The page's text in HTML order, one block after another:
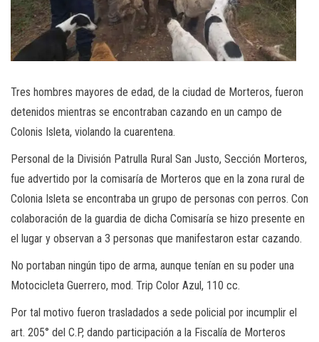
Tres hombres mayores de edad, de la ciudad de Morteros, fueron
detenidos mientras se encontraban cazando en un campo de
Colonis Isleta, violando la cuarentena.
Personal de la División Patrulla Rural San Justo, Sección Morteros,
fue advertido por la comisaría de Morteros que en la zona rural de
Colonia Isleta se encontraba un grupo de personas con perros. Con
colaboración de la guardia de dicha Comisaría se hizo presente en
el lugar y observan a 3 personas que manifestaron estar cazando.
No portaban ningún tipo de arma, aunque tenían en su poder una
Motocicleta Guerrero, mod. Trip Color Azul, 110 cc.
Por tal motivo fueron trasladados a sede policial por incumplir el
art. 205° del C.P, dando participación a la Fiscalía de Morteros